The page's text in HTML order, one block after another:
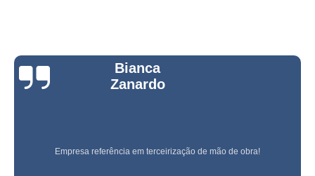
Bianca
Zanardo
Empresa referência em terceirização de mão de obra!